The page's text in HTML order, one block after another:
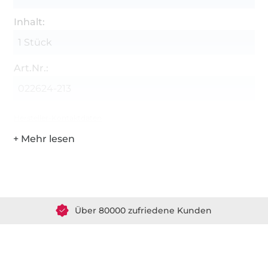
Inhalt:
1 Stück
Art.Nr.: